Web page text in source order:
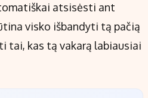
atsisėsti ant
visko išbandyti tą pačią
tai, kas tą vakarą labiausiai